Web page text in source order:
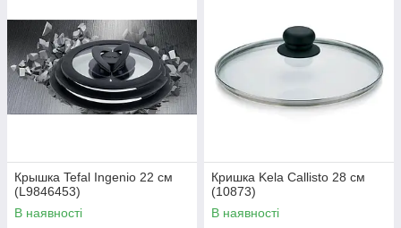
Крышка Tefal Ingenio 22 см
(L9846453)
В наявності
Кришка Kela Callisto 28 см
(10873)
В наявності